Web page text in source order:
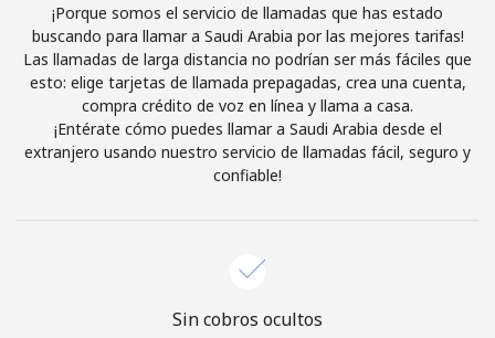
Únete
¡Hola!
¡Porque somos el servicio de llamadas que has estado
buscando para llamar a Saudi Arabia por las mejores tarifas!
Las llamadas de larga distancia no podrían ser más fáciles que
esto: elige tarjetas de llamada prepagadas, crea una cuenta,
compra crédito de voz en línea y llama a casa.
¡Entérate cómo puedes llamar a Saudi Arabia desde el
extranjero usando nuestro servicio de llamadas fácil, seguro y
confiable!
Sin cobros ocultos